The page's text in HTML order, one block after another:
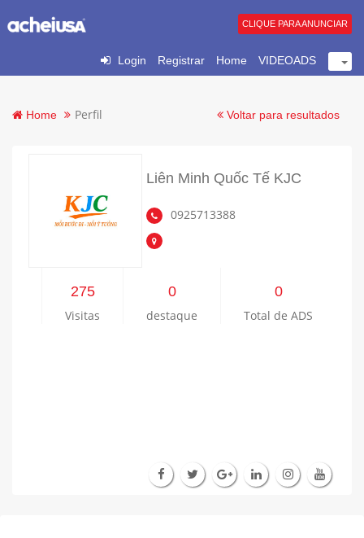
Login Registrar Home VIDEOADS
CLIQUE PARA ANUNCIAR
Home Perfil Voltar para resultados
Liên Minh Quốc Tế KJC
0925713388
275
Visitas
0
destaque
0
Total de ADS